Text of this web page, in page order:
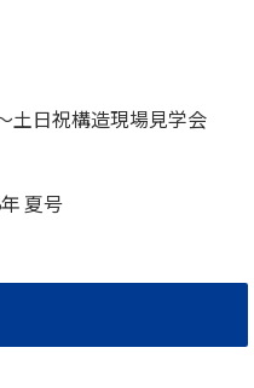
土日祝構造現場見学会
夏号